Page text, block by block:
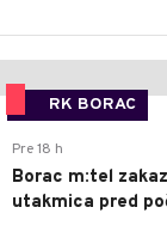
RK BORAC
Pre 18 h
Borac m:tel
utakmica pred